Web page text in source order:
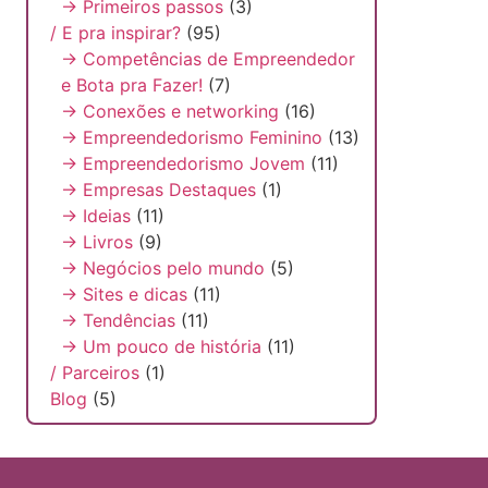
→ Primeiros passos (3)
/ E pra inspirar? (95)
→ Competências de Empreendedor
e Bota pra Fazer! (7)
→ Conexões e networking (16)
→ Empreendedorismo Feminino (13)
→ Empreendedorismo Jovem (11)
→ Empresas Destaques (1)
→ Ideias (11)
→ Livros (9)
→ Negócios pelo mundo (5)
→ Sites e dicas (11)
→ Tendências (11)
→ Um pouco de história (11)
/ Parceiros (1)
Blog (5)